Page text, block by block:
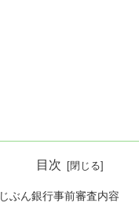
目次
じぶん銀行事前審査内容